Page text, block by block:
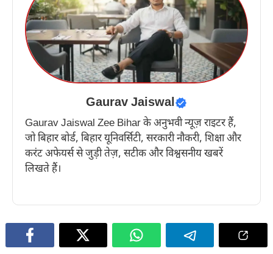
Gaurav Jaiswal
Gaurav Jaiswal Zee Bihar के अनुभवी न्यूज़ राइटर हैं,
जो बिहार बोर्ड, बिहार यूनिवर्सिटी, सरकारी नौकरी, शिक्षा और
करंट अफेयर्स से जुड़ी तेज़, सटीक और विश्वसनीय खबरें
लिखते हैं।